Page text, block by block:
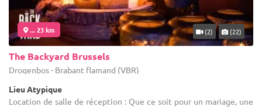
... 23 km (2) (22)
The Backyard Brussels
Drogenbos - Brabant flamand (VBR)
Lieu Atypique
Location de salle de réception : Que ce soit pour un mariage, une